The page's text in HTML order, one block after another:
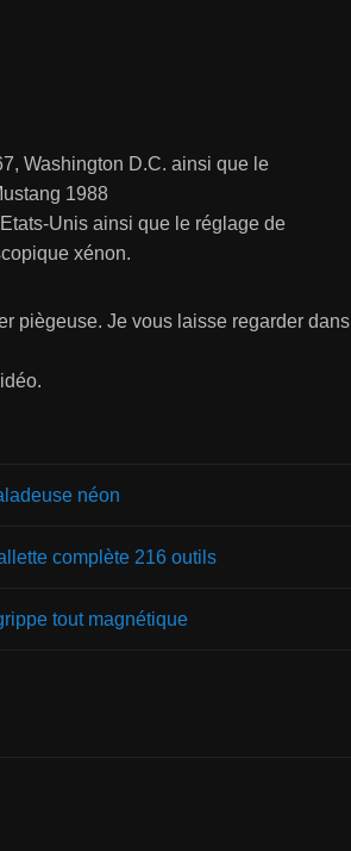
Washington D.C. ainsi que le
1988
Unis ainsi que le réglage de
xénon.
piègeuse. Je vous laisse regarder dans
néon
complète 216 outils
tout magnétique